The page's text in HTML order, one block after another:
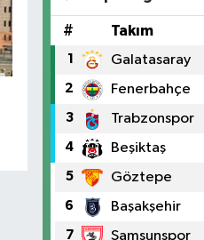
# Takım
1 Galatasaray
2 Fenerbahçe
3 Trabzonspor
4 Beşiktaş
5 Göztepe
6 Başakşehir
7 Samsunspor